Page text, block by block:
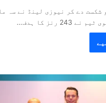
شکست دے کر نیوزی لینڈ نے سہ
243 رنز کا ہدف…